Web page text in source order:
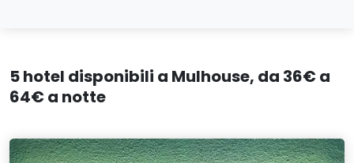
5 hotel disponibili a Mulhouse, da 36€ a
64€ a notte